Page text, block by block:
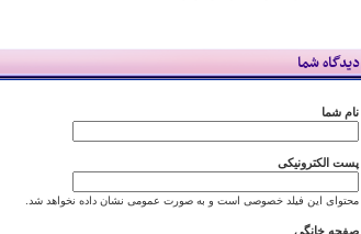
دیدگاه شما
نام شما
پست الکترونیکی
محتوای این فیلد خصوصی است و به صورت عمومی نشان داده نخواهد شد.
صفحه خانگی